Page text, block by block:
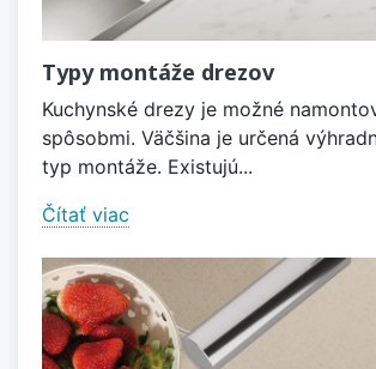
Typy montáže drezov
Kuchynské drezy je možné
spôsobmi. Väčšina je určená
typ montáže. Existujú...
Čítať viac